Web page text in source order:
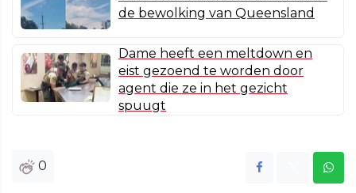
de bewolking van Queensland
Dame heeft een meltdown en
eist gezoend te worden door
agent die ze in het gezicht
spuugt
0